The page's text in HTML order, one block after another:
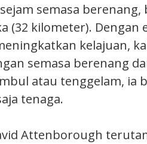
semasa berenang,
(32 kilometer). Dengan
kelajuan,
semasa berenang
atau tenggelam, ia
tenaga.
Attenborough